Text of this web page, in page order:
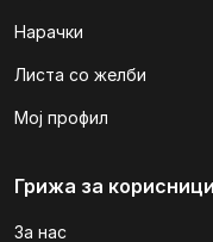
Нарачки
Листа со желби
Мој профил
Грижа за корисници
За нас